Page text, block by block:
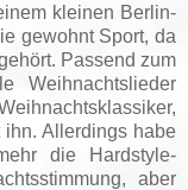
kleinen Berlin-
gewohnt Sport, da
Passend zum
Weihnachtslieder
Allerdings habe
die Hardstyle-
aber